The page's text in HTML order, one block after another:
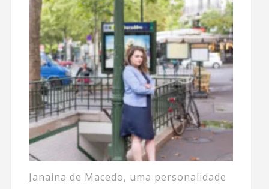
Janaina de Macedo, uma personalidade